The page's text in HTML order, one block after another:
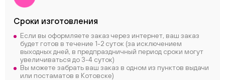
Сроки изготовления
Если вы оформляете заказ через интернет, ваш заказ
будет готов в течение 1-2 суток (за исключением
выходных дней, в предпраздничный период сроки могут
увеличиваться до 3-4 суток)
Вы можете забрать ваш заказ в одном из пунктов выдачи
или постаматов в Котовске)